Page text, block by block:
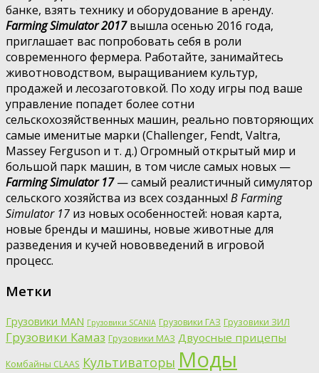
банке, взять технику и оборудование в аренду.
Farming Simulator 2017вышла осенью 2016 года,
приглашает вас попробовать себя в роли
современного фермера. Работайте, занимайтесь
животноводством, выращиванием культур,
продажей и лесозаготовкой. По ходу игры под ваше
управление попадет более сотни
сельскохозяйственных машин, реально повторяющих
самые именитые марки (Challenger, Fendt, Valtra,
Massey Ferguson и т. д.) Огромный открытый мир и
большой парк машин, в том числе самых новых —
Farming Simulator 17 — самый реалистичный симулятор
сельского хозяйства из всех созданных! В Farming
Simulator 17 из новых особенностей: новая карта,
новые бренды и машины, новые животные для
разведения и кучей нововведений в игровой
процесс.
Метки
Грузовики MAN Грузовики SCANIA Грузовики ГАЗ Грузовики ЗИЛ
Грузовики Камаз Грузовики МАЗ Двуосные прицепы
Комбайны CLAAS Культиваторы Моды